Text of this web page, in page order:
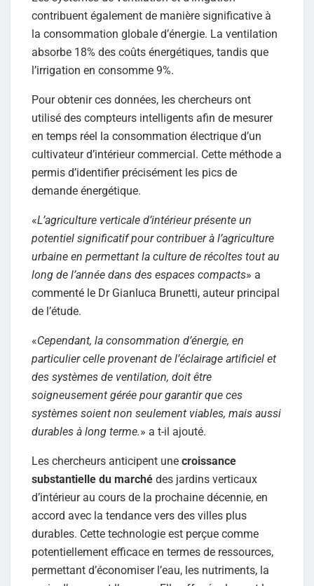
contribuent également de manière significative à
la consommation globale d’énergie. La ventilation
absorbe 18% des coûts énergétiques, tandis que
l’irrigation en consomme 9%.
Pour obtenir ces données, les chercheurs ont
utilisé des compteurs intelligents afin de mesurer
en temps réel la consommation électrique d’un
cultivateur d’intérieur commercial. Cette méthode a
permis d’identifier précisément les pics de
demande énergétique.
«L’agriculture verticale d’intérieur présente un
potentiel significatif pour contribuer à l’agriculture
urbaine en permettant la culture de récoltes tout au
long de l’année dans des espaces compacts» a
commenté le Dr Gianluca Brunetti, auteur principal
de l’étude.
«Cependant, la consommation d’énergie, en
particulier celle provenant de l’éclairage artificiel et
des systèmes de ventilation, doit être
soigneusement gérée pour garantir que ces
systèmes soient non seulement viables, mais aussi
durables à long terme.» a t-il ajouté.
Les chercheurs anticipent une croissance
substantielle du marché des jardins verticaux
d’intérieur au cours de la prochaine décennie, en
accord avec la tendance vers des villes plus
durables. Cette technologie est perçue comme
potentiellement efficace en termes de ressources,
permettant d’économiser l’eau, les nutriments, la